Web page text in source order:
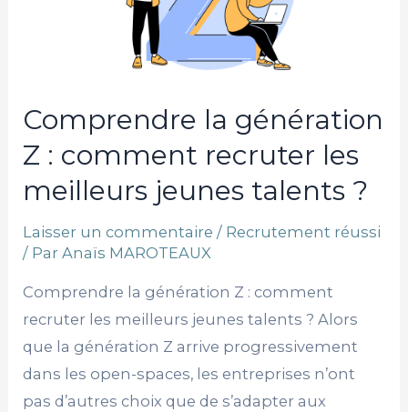
Comprendre la génération
Z : comment recruter les
meilleurs jeunes talents ?
Laisser un commentaire / Recrutement réussi
/ ParAnaïs MAROTEAUX
Comprendre la génération Z : comment
recruter les meilleurs jeunes talents ? Alors
que la génération Z arrive progressivement
dans les open-spaces, les entreprises n’ont
pas d’autres choix que de s’adapter aux
meilleurs
jeunes
talents
?